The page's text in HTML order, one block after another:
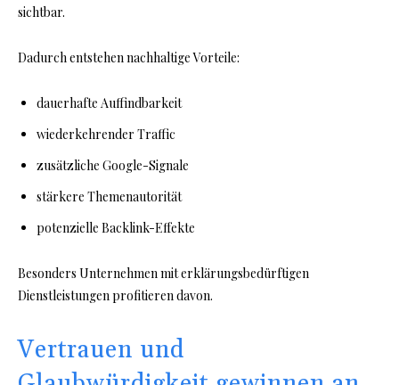
sichtbar.
Dadurch entstehen nachhaltige Vorteile:
dauerhafte Auffindbarkeit
wiederkehrender Traffic
zusätzliche Google-Signale
stärkere Themenautorität
potenzielle Backlink-Effekte
Besonders Unternehmen mit erklärungsbedürftigen
Dienstleistungen profitieren davon.
Vertrauen und